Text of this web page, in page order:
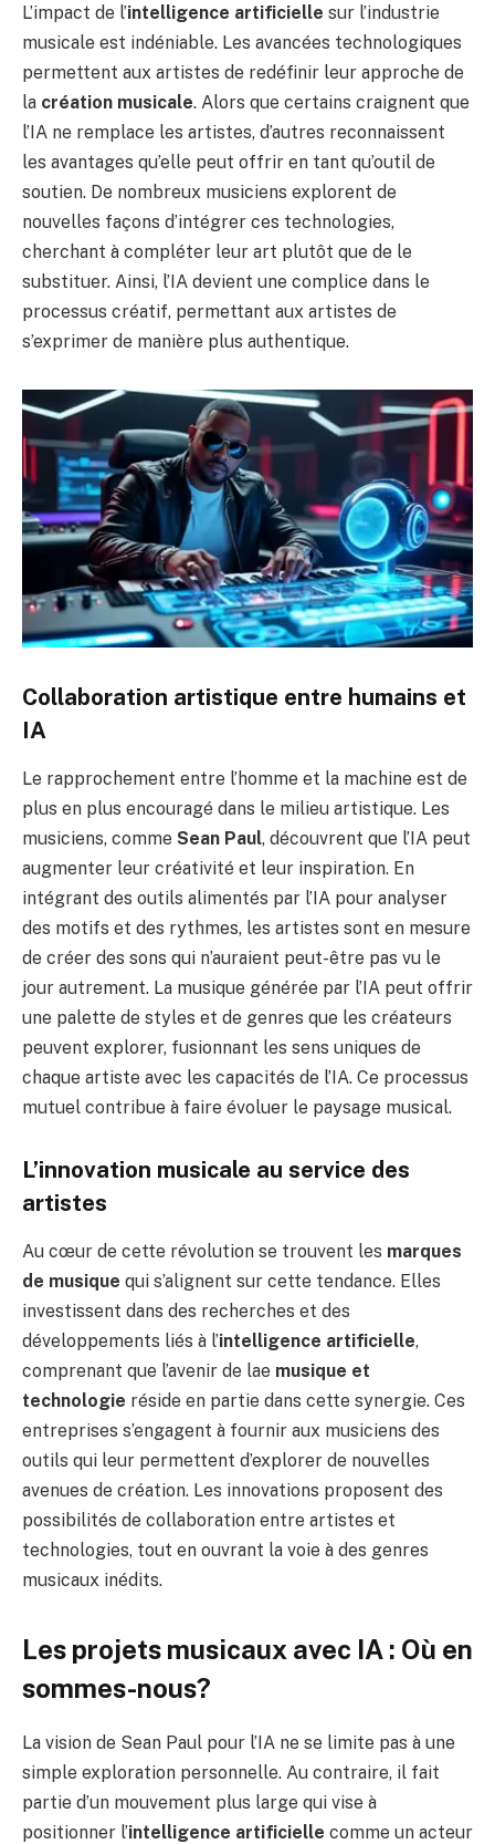
L’impact de l’intelligence artificielle sur l’industrie
musicale est indéniable. Les avancées technologiques
permettent aux artistes de redéfinir leur approche de
la création musicale. Alors que certains craignent que
l’IA ne remplace les artistes, d’autres reconnaissent
les avantages qu’elle peut offrir en tant qu’outil de
soutien. De nombreux musiciens explorent de
nouvelles façons d’intégrer ces technologies,
cherchant à compléter leur art plutôt que de le
substituer. Ainsi, l’IA devient une complice dans le
processus créatif, permettant aux artistes de
s’exprimer de manière plus authentique.
Collaboration artistique entre humains et
IA
Le rapprochement entre l’homme et la machine est de
plus en plus encouragé dans le milieu artistique. Les
musiciens, comme Sean Paul, découvrent que l’IA peut
augmenter leur créativité et leur inspiration. En
intégrant des outils alimentés par l’IA pour analyser
des motifs et des rythmes, les artistes sont en mesure
de créer des sons qui n’auraient peut-être pas vu le
jour autrement. La musique générée par l’IA peut offrir
une palette de styles et de genres que les créateurs
peuvent explorer, fusionnant les sens uniques de
chaque artiste avec les capacités de l’IA. Ce processus
mutuel contribue à faire évoluer le paysage musical.
L’innovation musicale au service des
artistes
Au cœur de cette révolution se trouvent les marques
de musique qui s’alignent sur cette tendance. Elles
investissent dans des recherches et des
développements liés à l’intelligence artificielle,
comprenant que l’avenir de lae musique et
technologie réside en partie dans cette synergie. Ces
entreprises s’engagent à fournir aux musiciens des
outils qui leur permettent d’explorer de nouvelles
avenues de création. Les innovations proposent des
possibilités de collaboration entre artistes et
technologies, tout en ouvrant la voie à des genres
musicaux inédits.
Les projets musicaux avec IA : Où en
sommes-nous?
La vision de Sean Paul pour l’IA ne se limite pas à une
simple exploration personnelle. Au contraire, il fait
partie d’un mouvement plus large qui vise à
positionner l’intelligence artificielle comme un acteur